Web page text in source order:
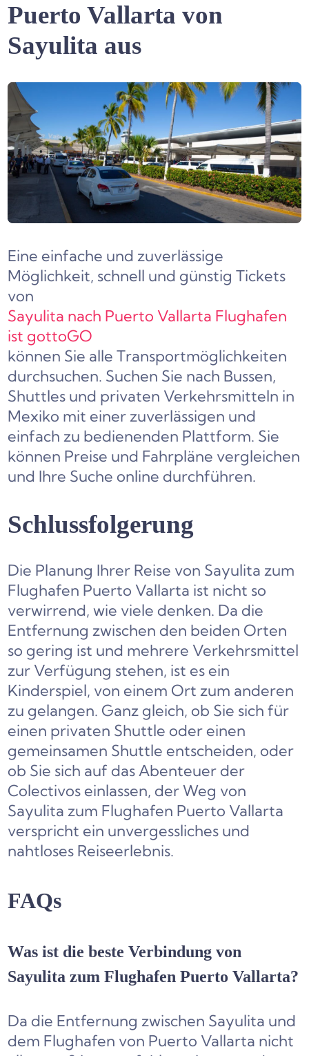
Puerto Vallarta von
Sayulita aus
Eine einfache und zuverlässige
Möglichkeit, schnell und günstig Tickets
von
Sayulita nach Puerto Vallarta Flughafen
ist gottoGO
können Sie alle Transportmöglichkeiten
durchsuchen. Suchen Sie nach Bussen,
Shuttles und privaten Verkehrsmitteln in
Mexiko mit einer zuverlässigen und
einfach zu bedienenden Plattform. Sie
können Preise und Fahrpläne vergleichen
und Ihre Suche online durchführen.
Schlussfolgerung
Die Planung Ihrer Reise von Sayulita zum
Flughafen Puerto Vallarta ist nicht so
verwirrend, wie viele denken. Da die
Entfernung zwischen den beiden Orten
so gering ist und mehrere Verkehrsmittel
zur Verfügung stehen, ist es ein
Kinderspiel, von einem Ort zum anderen
zu gelangen. Ganz gleich, ob Sie sich für
einen privaten Shuttle oder einen
gemeinsamen Shuttle entscheiden, oder
ob Sie sich auf das Abenteuer der
Colectivos einlassen, der Weg von
Sayulita zum Flughafen Puerto Vallarta
verspricht ein unvergessliches und
nahtloses Reiseerlebnis.
FAQs
Was ist die beste Verbindung von
Sayulita zum Flughafen Puerto Vallarta?
Da die Entfernung zwischen Sayulita und
dem Flughafen von Puerto Vallarta nicht